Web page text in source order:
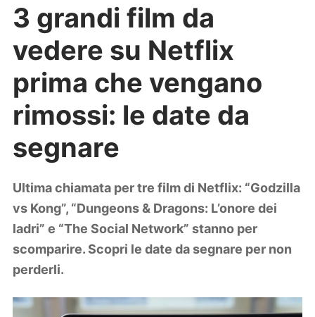
News
Cinema e TV
Casa & Giardino
Arredamento
Piante e fiori
DIY
Lifestyle
Viaggi
Zodiaco
3 grandi film da
vedere su Netflix
prima che vengano
rimossi: le date da
segnare
Ultima chiamata per tre film di Netflix: “Godzilla
vs Kong”, “Dungeons & Dragons: L’onore dei
ladri” e “The Social Network” stanno per
scomparire. Scopri le date da segnare per non
perderli.